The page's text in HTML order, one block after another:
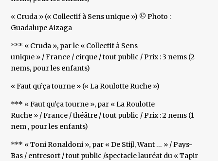
« Cruda » (« Collectif à Sens unique ») © Photo :
Guadalupe Aizaga
*** « Cruda », par le « Collectif à Sens
unique » / France / cirque / tout public / Prix : 3 nems (2
nems, pour les enfants)
« Faut qu’ça tourne » (« La Roulotte Ruche »)
*** « Faut qu’ça tourne », par « La Roulotte
Ruche » / France / théâtre / tout public / Prix : 2 nems (1
nem , pour les enfants)
*** « Toni Ronaldoni », par « De Stijl, Want … » / Pays-
Bas / entresort / tout public /spectacle lauréat du « Tapir